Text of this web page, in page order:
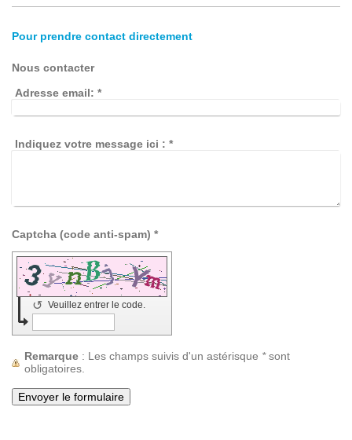
Pour prendre contact directement
Nous contacter
Adresse email: *
Indiquez votre message ici : *
Captcha (code anti-spam) *
Veuillez entrer le code.
↺
Remarque : Les champs suivis d'un astérisque *sont
obligatoires.